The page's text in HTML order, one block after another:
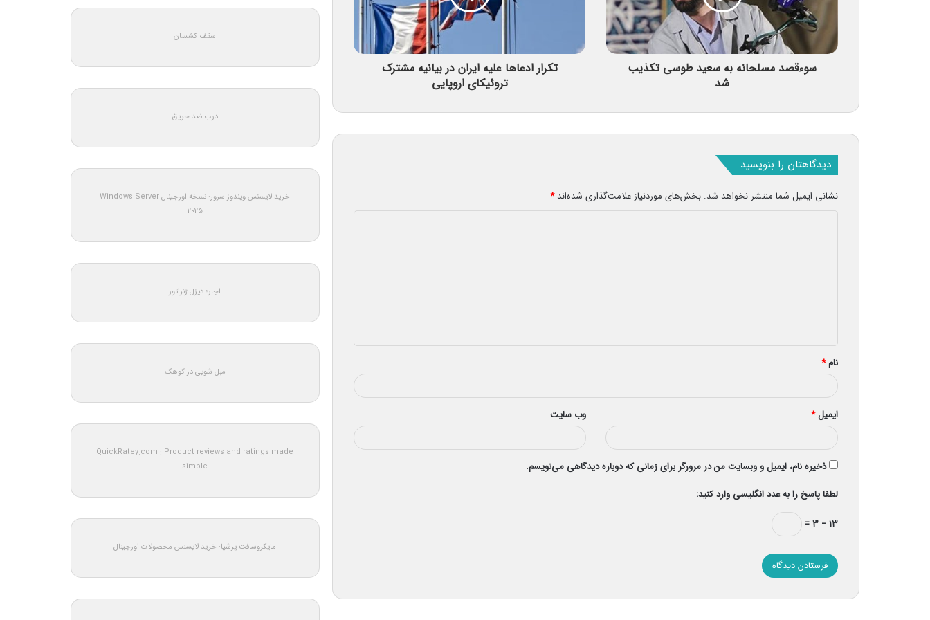
سوءقصد مسلحانه به سعید طوسی تکذیب
شد
تکرار ادعاها علیه ایران در بیانیه مشترک
تروئیکای اروپایی
دیدگاهتان را بنویسید
نشانی ایمیل شما منتشر نخواهد شد. بخش‌های موردنیاز علامت‌گذاری شده‌اند*
*
نام*
ایمیل* وب‌ سایت
ذخیره نام، ایمیل و وبسایت من در مرورگر برای زمانی که دوباره دیدگاهی می‌نویسم.
لطفا پاسخ را به عدد انگلیسی وارد کنید:
۱۳ − ۳ =
سقف کشسان
درب ضد حریق
خرید لایسنس ویندوز سرور: نسخه اورجینال Windows Server
2025
اجاره دیزل ژنراتور
مبل شویی در کوهک
QuickRatey.com : Product reviews and ratings made
simple
مایکروسافت پرشیا: خرید لایسنس محصولات اورجینال